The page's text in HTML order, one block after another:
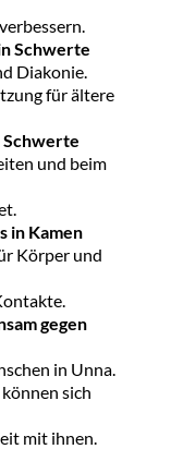
Schwerte
Diakonie.
für ältere
Schwerte
und beim
in Kamen
Körper und
gegen
in Unna.
sich
mit ihnen.